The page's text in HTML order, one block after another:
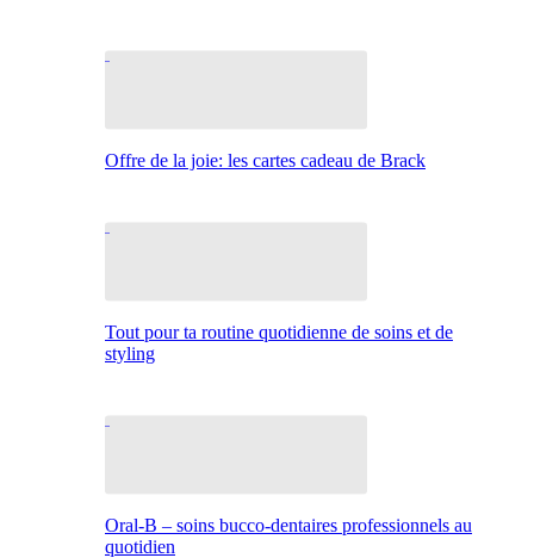
Offre de la joie: les cartes cadeau de Brack
Tout pour ta routine quotidienne de soins et de
styling
Oral-B – soins bucco-dentaires professionnels au
quotidien